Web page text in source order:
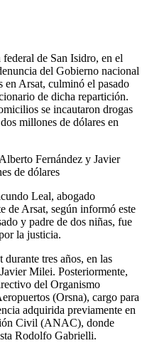
de San Isidro, en el
del Gobierno nacional
en Arsat, culminó el pasado
de dicha repartición.
se incautaron drogas
millones de dólares en
Leal, abogado
de Arsat, según informó este
y padre de dos niñas, fue
la justicia.
tres años, en las
Milei. Posteriormente,
del Organismo
(Orsna), cargo para
adquirida previamente en
Civil (ANAC), donde
Rodolfo Gabrielli.